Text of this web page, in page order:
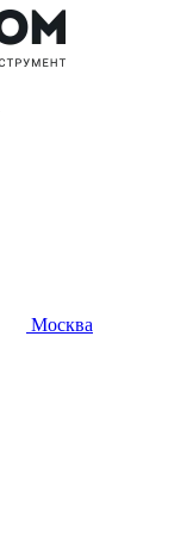
Москва